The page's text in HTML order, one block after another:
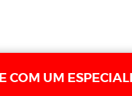
COM UM